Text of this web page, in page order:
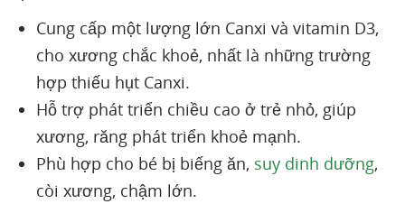
Cung cấp một lượng lớn Canxi và vitamin D3,
cho xương chắc khoẻ, nhất là những trường
hợp thiếu hụt Canxi.
Hỗ trợ phát triển chiều cao ở trẻ nhỏ, giúp
xương, răng phát triển khoẻ mạnh.
Phù hợp cho bé bị biếng ăn, suy dinh dưỡng,
còi xương, chậm lớn.